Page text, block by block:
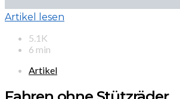
Artikel lesen
5.1K
6 min
Artikel